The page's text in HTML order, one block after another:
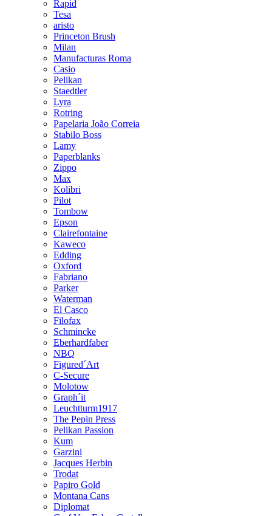
Rapid
Tesa
aristo
Princeton Brush
Milan
Manufacturas Roma
Casio
Pelikan
Staedtler
Lyra
Rotring
Papelaria João Correia
Stabilo Boss
Lamy
Paperblanks
Zippo
Max
Kolibri
Pilot
Tombow
Epson
Clairefontaine
Kaweco
Edding
Oxford
Fabriano
Parker
Waterman
El Casco
Filofax
Schmincke
Eberhardfaber
NBQ
Figured´Art
C-Secure
Molotow
Graph´it
Leuchtturm1917
The Pepin Press
Pelikan Passion
Kum
Garzini
Jacques Herbin
Trodat
Papiro Gold
Montana Cans
Diplomat